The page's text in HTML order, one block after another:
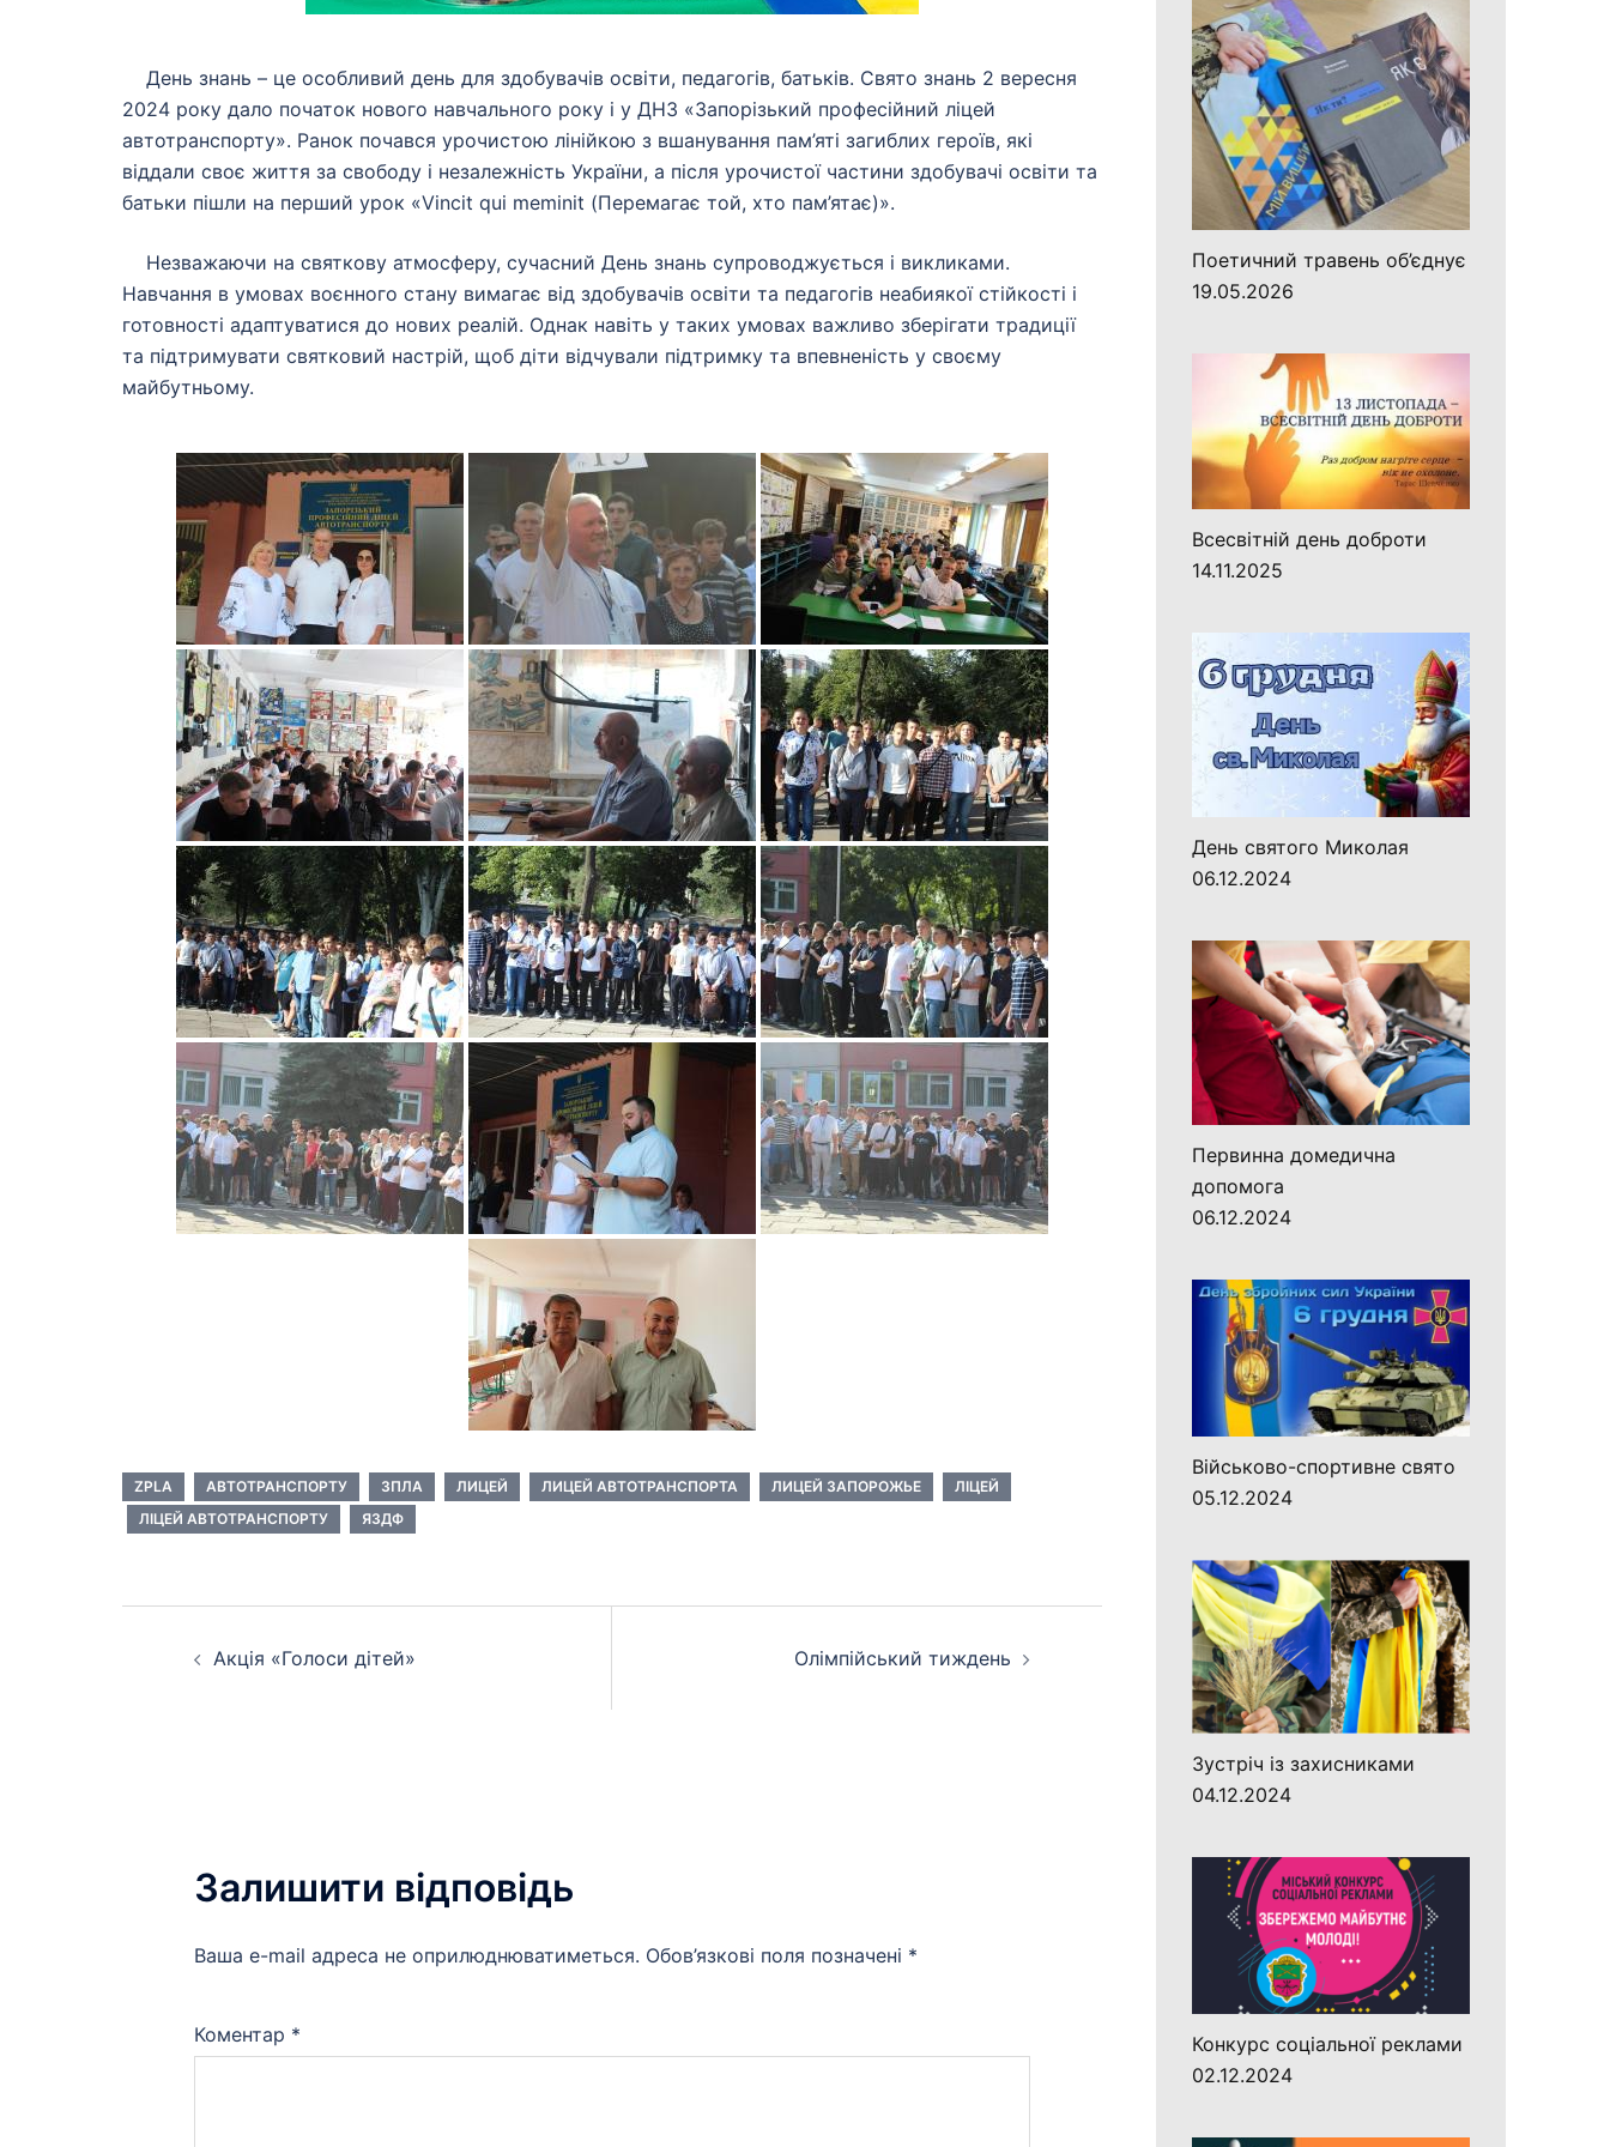
День знань – це особливий день для здобувачів освіти, педагогів, батьків. Свято знань 2 вересня
2024 року дало початок нового навчального року і у ДНЗ «Запорізький професійний ліцей
автотранспорту». Ранок почався урочистою лінійкою з вшанування пам’яті загиблих героїв, які
віддали своє життя за свободу і незалежність України, а після урочистої частини здобувачі освіти та
батьки пішли на перший урок «Vincit qui meminit (Перемагає той, хто пам’ятає)».
Незважаючи на святкову атмосферу, сучасний День знань супроводжується і викликами.
Навчання в умовах воєнного стану вимагає від здобувачів освіти та педагогів неабиякої стійкості і
готовності адаптуватися до нових реалій. Однак навіть у таких умовах важливо зберігати традиції
та підтримувати святковий настрій, щоб діти відчували підтримку та впевненість у своєму
майбутньому.
ZPLA АВТОТРАНСПОРТУ ЗПЛА ЛИЦЕЙ ЛИЦЕЙ АВТОТРАНСПОРТА ЛИЦЕЙ ЗАПОРОЖЬЕ
ЛІЦЕЙ
ЛІЦЕЙ АВТОТРАНСПОРТУ
ЯЗДФ
Акція «Голоси дітей» Олімпійський тиждень
Залишити відповідь
Ваша e-mail адреса не оприлюднюватиметься. Обов’язкові поля позначені *
Коментар *
Поетичний травень об’єднує
19.05.2026
Всесвітній день доброти
14.11.2025
День святого Миколая
06.12.2024
Первинна домедична
допомога
06.12.2024
Військово-спортивне свято
05.12.2024
Зустріч із захисниками
04.12.2024
Конкурс соціальної реклами
02.12.2024